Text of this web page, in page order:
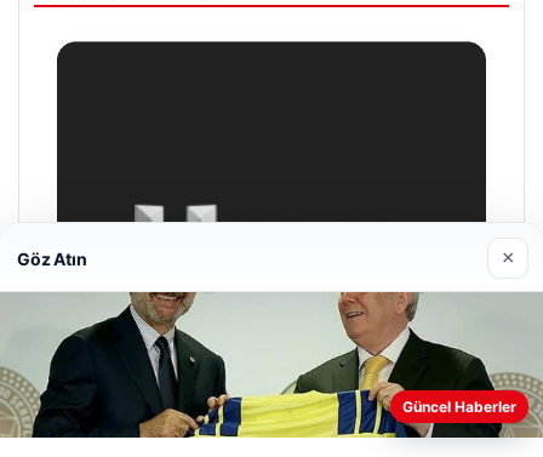
Web sitemizi nasıl kullandığınızı daha iyi anlayabilmek,
deneyiminizi kişiselleştirmek ve geliştirmek amacıyla çerezler
Göz Atın ×
Güncel Haberler